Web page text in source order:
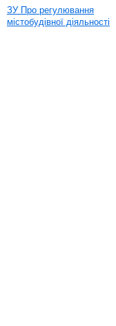
ЗУ Про регулювання
містобудівної діяльності